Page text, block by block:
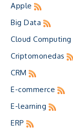
Apple
Big Data
Cloud Computing
Criptomonedas
CRM
E-commerce
E-learning
ERP